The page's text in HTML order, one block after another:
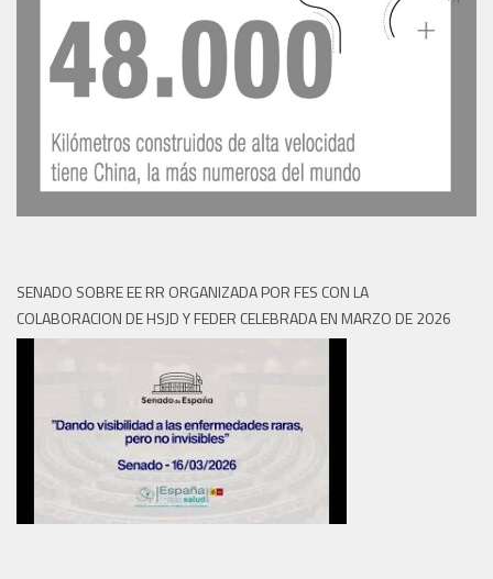
SENADO SOBRE EE RR ORGANIZADA POR FES CON LA
COLABORACION DE HSJD Y FEDER CELEBRADA EN MARZO DE 2026